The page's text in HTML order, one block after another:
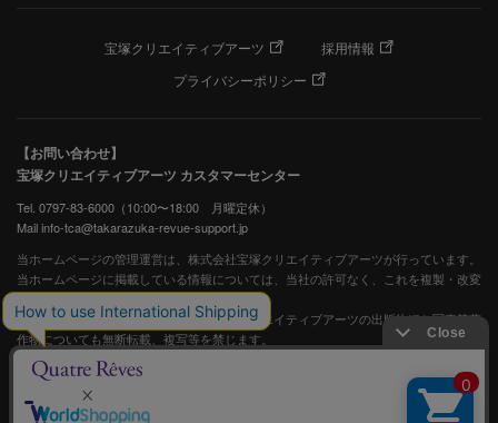
宝塚クリエイティブアーツ
採用情報
プライバシーポリシー
【お問い合わせ】
宝塚クリエイティブアーツ カスタマーセンター
Tel. 0797-83-6000（10:00〜18:00 月曜定休）
Mail info-tca@takarazuka-revue-support.jp
当ホームページの管理運営は、株式会社宝塚クリエイティブアーツが行っています。
当ホームページに掲載している情報については、当社の許可なく、これを複製・改変
することを固く禁止します。
また、阪急電鉄並びに宝塚歌劇団、宝塚クリエイティブアーツの出版物ほか写真等著
作物についても無断転載、複写等を禁じます。
宝塚歌劇公式ホームページ
JASRAC許諾番号：S0507081515